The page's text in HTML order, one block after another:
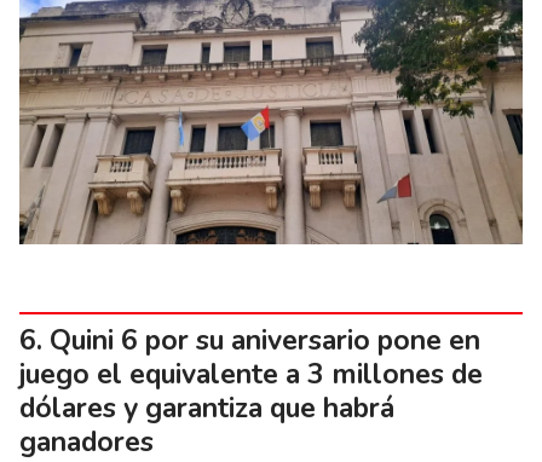
Quini 6 por su aniversario pone en
juego el equivalente a 3 millones de
dólares y garantiza que habrá
ganadores